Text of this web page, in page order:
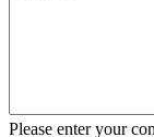
Please enter your